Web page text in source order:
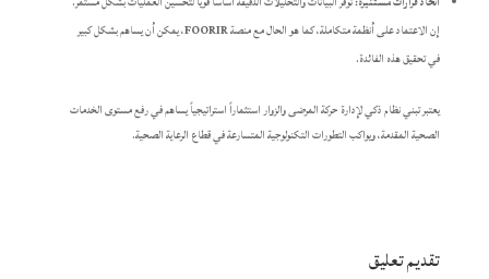
إن الاعتماد على أنظمة متكاملة، كما هو الحال مع منصةFOORIR، يمكن أن يساهم بشكل كبير
في تحقيق هذه الفائدة.
يعتبر تبني نظام ذكي لإدارة حركة المرضى والزوار استثماراً استراتيجياً يساهم في رفع مستوى الخدمات
الصحية المقدمة، ويواكب التطورات التكنولوجية المتسارعة في قطاع الرعاية الصحية.
تقديم تعليق